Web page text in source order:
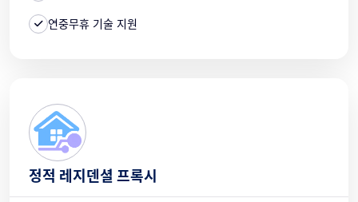
연중무휴 기술 지원
정적 레지덴셜 프록시